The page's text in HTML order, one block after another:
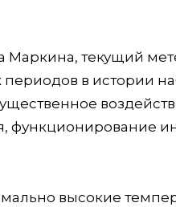
Маркина, текущий
периодов в истории
функционирование
высокие